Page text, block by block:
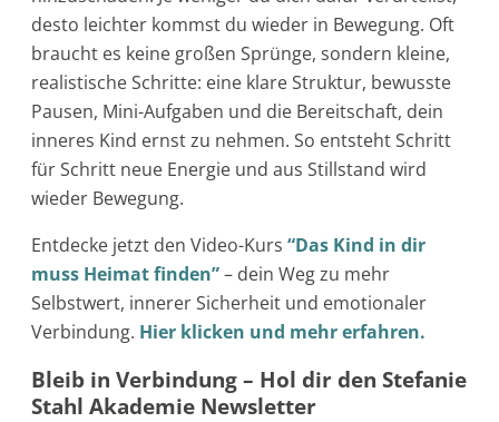
desto leichter kommst du wieder in Bewegung. Oft
braucht es keine großen Sprünge, sondern kleine,
realistische Schritte: eine klare Struktur, bewusste
Pausen, Mini-Aufgaben und die Bereitschaft, dein
inneres Kind ernst zu nehmen. So entsteht Schritt
für Schritt neue Energie und aus Stillstand wird
wieder Bewegung.
Entdecke jetzt den Video-Kurs “Das Kind in dir
muss Heimat finden”– dein Weg zu mehr
Selbstwert, innerer Sicherheit und emotionaler
Verbindung. Hier klicken und mehr erfahren.
Bleib in Verbindung – Hol dir den Stefanie
Stahl Akademie Newsletter